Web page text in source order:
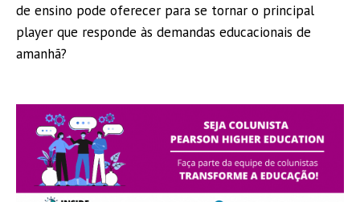
de ensino pode oferecer para se tornar o principal
player que responde às demandas educacionais de
amanhã?